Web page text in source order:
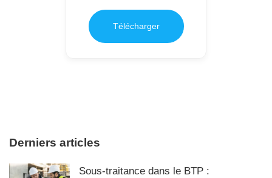
Télécharger
Derniers articles
Sous-traitance dans le BTP :